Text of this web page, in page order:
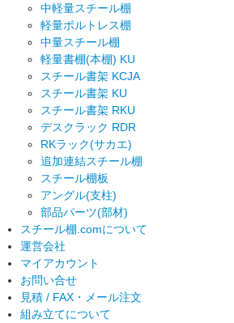
中軽量スチール棚
軽量ボルトレス棚
中量スチール棚
軽量書棚(本棚) KU
スチール書架 KCJA
スチール書架 KU
スチール書架 RKU
デスクラック RDR
RKラック(サカエ)
追加連結スチール棚
スチール棚板
アングル(支柱)
部品パーツ(部材)
スチール棚.comについて
運営会社
マイアカウント
お問い合せ
見積 / FAX・メール注文
組み立てについて